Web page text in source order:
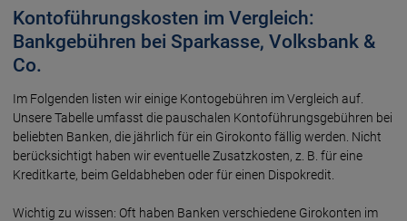
Kontoführungskosten im Vergleich:
Bankgebühren bei Sparkasse, Volksbank &
Co.
Im Folgenden listen wir einige Konto­gebühren im Vergleich auf.
Unsere Tabelle umfasst die pauschalen Konto­führungs­gebühren bei
beliebten Banken, die jährlich für ein Giro­konto fällig werden. Nicht
berück­sichtigt haben wir eventu­elle Zusatz­kosten, z. B. für eine
Kredit­karte, beim Geld­abheben oder für einen Dispokredit.
Wichtig zu wissen: Oft haben Banken verschie­dene Giro­konten im